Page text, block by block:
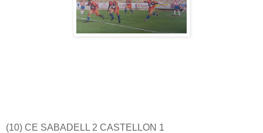
(10) CE SABADELL 2 CASTELLON 1